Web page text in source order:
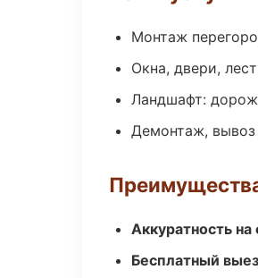
Монтаж
Окна, двери,
Ландшафт:
Демонтаж, вывоз
Аккуратность
Бесплатный